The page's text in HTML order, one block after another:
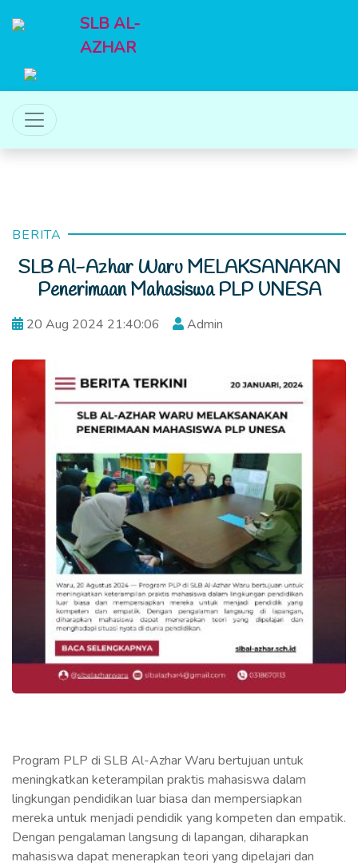
SLB AL-
AZHAR
BERITA
SLB Al-Azhar Waru MELAKSANAKAN
Penerimaan Mahasiswa PLP UNESA
20 Aug 2024 21:40:06 Admin
Program PLP di SLB Al-Azhar Waru bertujuan untuk
meningkatkan keterampilan praktis mahasiswa dalam
lingkungan pendidikan luar biasa dan mempersiapkan
mereka untuk menjadi pendidik yang kompeten dan empatik.
Dengan pengalaman langsung di lapangan, diharapkan
mahasiswa dapat menerapkan teori yang dipelajari dan